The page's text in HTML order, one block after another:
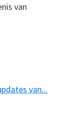
van
van...